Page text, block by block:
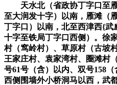
天水北（省政协丁字口至雁
至大润发十字）以南，雁滩（
丁字口）以南，北至西津西{
十字至铁局丁字口西侧）。徐
村（窎岭村）、草原村（古坡
王家庄村、袁家湾村、圈滩村
号61号（含）以内、双号158
西侧围墙外小桥洞马以西，武